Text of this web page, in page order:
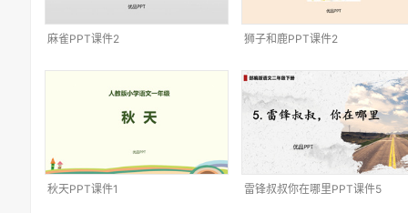
麻雀PPT课件2 狮子和鹿PPT课件2
秋天PPT课件1 雷锋叔叔你在哪里PPT课件5